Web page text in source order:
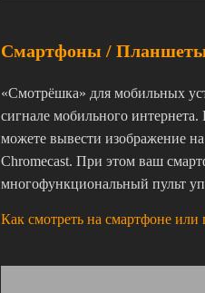
Смартфоны /
«Смотрёшка» для мобильных
сигнале мобильного
можете вывести изображение
Chromecast. При этом ваш
многофункциональный пульт
Как смотреть на смартфоне или